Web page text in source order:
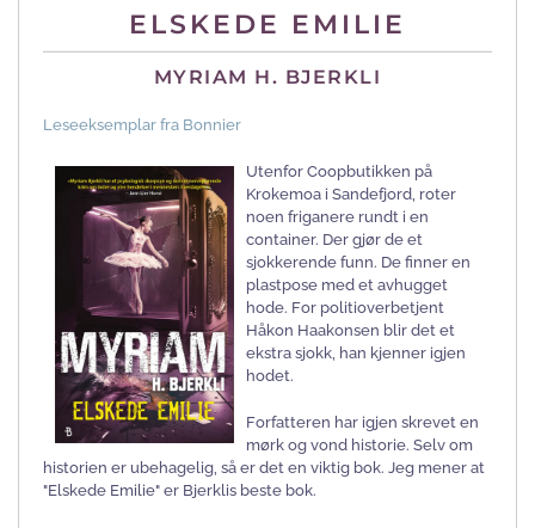
ELSKEDE EMILIE
MYRIAM H. BJERKLI
Leseeksemplar fra Bonnier
Utenfor Coopbutikken på
Krokemoa i Sandefjord, roter
noen friganere rundt i en
container. Der gjør de et
sjokkerende funn. De finner en
plastpose med et avhugget
hode. For politioverbetjent
Håkon Haakonsen blir det et
ekstra sjokk, han kjenner igjen
hodet.
Forfatteren har igjen skrevet en
mørk og vond historie. Selv om
historien er ubehagelig, så er det en viktig bok. Jeg mener at
"Elskede Emilie" er Bjerklis beste bok.